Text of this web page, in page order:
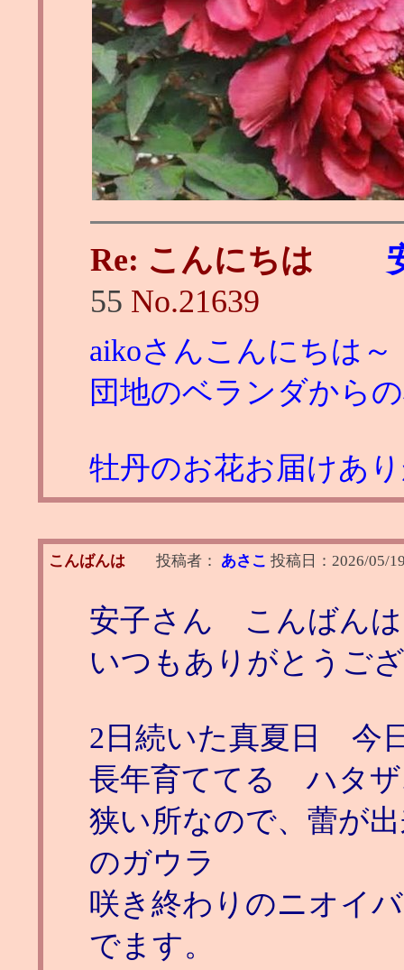
Re: こんにちは
55 No.21639
aikoさんこんにちは～
団地のベランダから
牡丹のお花お届けあ
こんばんは 投稿者： あさこ 投稿日： 2026/05/
安子さん こんばんは
いつもありがとうご
2日続いた真夏日 今
長年育ててる ハタ
狭い所なので、蕾が
のガウラ
咲き終わりのニオイ
でます。